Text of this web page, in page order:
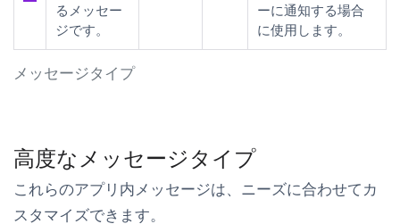
メッセージタイプ
るメッセー
ジです。
ーに通知する場合
に使用します。
高度なメッセージタイプ
これらのアプリ内メッセージは、ニーズに合わせてカ
スタマイズできます。